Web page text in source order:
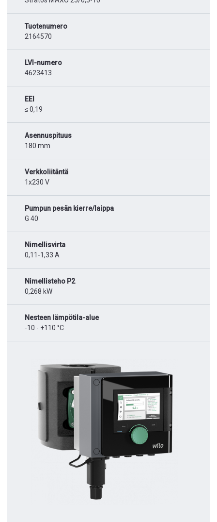
Tuotenumero
2164570
LVI-numero
4623413
EEI
≤ 0,19
Asennuspituus
180 mm
Verkkoliitäntä
1x230 V
Pumpun pesän kierre/laippa
G 40
Nimellisvirta
0,11-1,33 A
Nimellisteho P2
0,268 kW
Nesteen lämpötila-alue
-10 - +110 °C